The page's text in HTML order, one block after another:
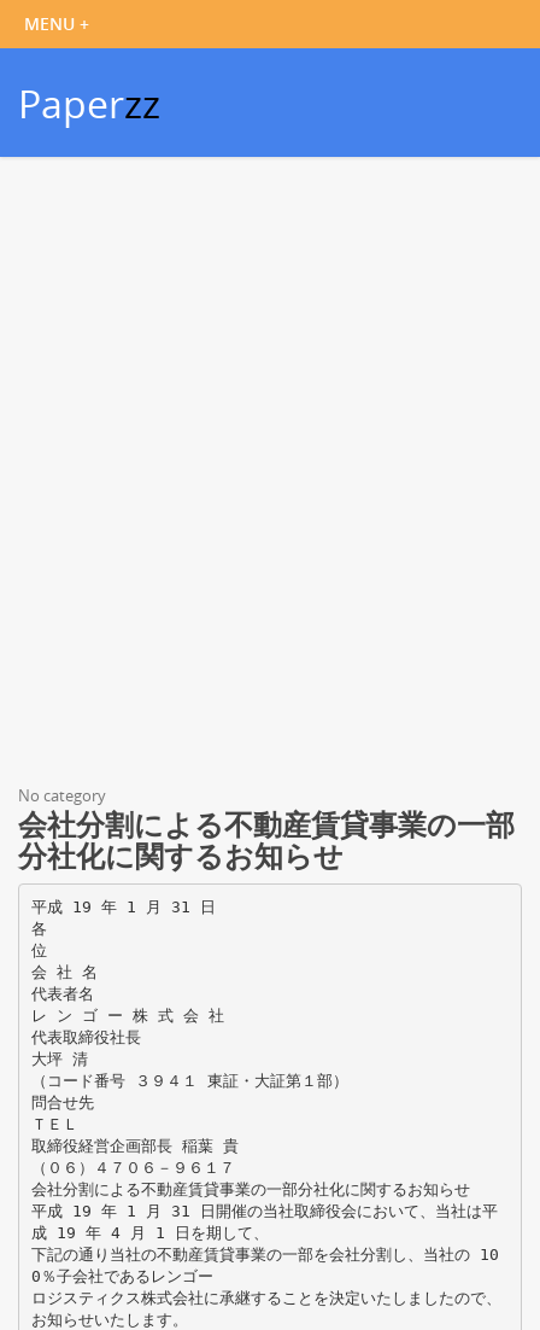
Paperzz
No category
会社分割による不動産賃貸事業の一部
分社化に関するお知らせ
平成 19 年 1 月 31 日
各
位
会 社 名
代表者名
レ ン ゴ ー 株 式 会 社
代表取締役社長
大坪 清
（コード番号 ３９４１ 東証・大証第１部）
問合せ先
ＴＥＬ
取締役経営企画部長 稲葉 貴
（０６）４７０６－９６１７
会社分割による不動産賃貸事業の一部分社化に関するお知らせ
平成 19 年 1 月 31 日開催の当社取締役会において、当社は平
成 19 年 4 月 1 日を期して、
下記の通り当社の不動産賃貸事業の一部を会社分割し、当社の 10
0％子会社であるレンゴー
ロジスティクス株式会社に承継することを決定いたしましたので、
お知らせいたします。